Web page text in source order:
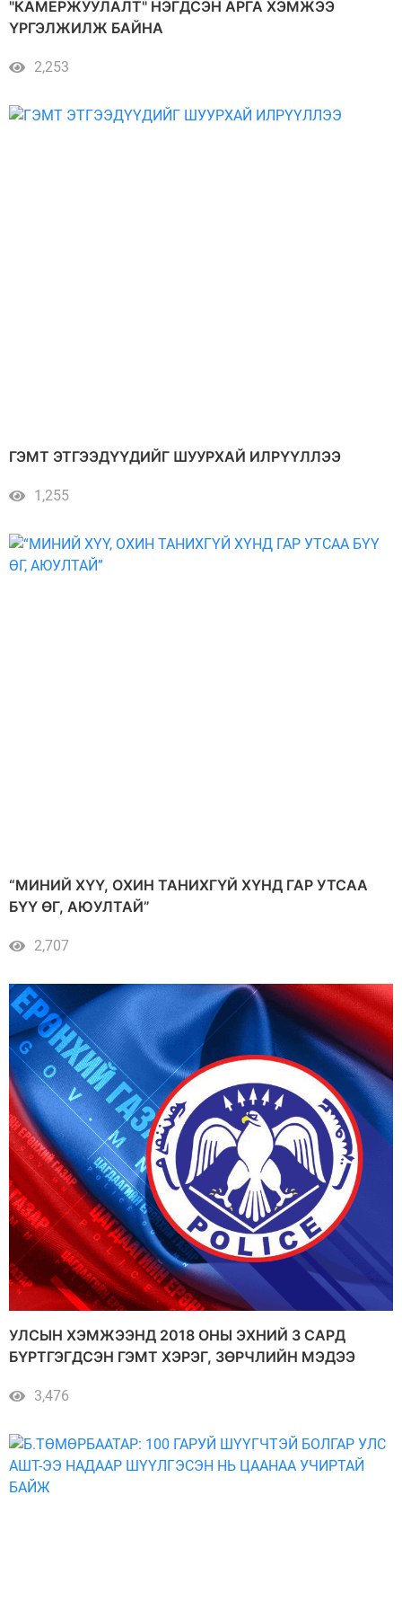
"КАМЕРЖУУЛАЛТ" НЭГДСЭН АРГА ХЭМЖЭЭ
ҮРГЭЛЖИЛЖ БАЙНА
2,253
ГЭМТ ЭТГЭЭДҮҮДИЙГ ШУУРХАЙ ИЛРҮҮЛЛЭЭ
1,255
“МИНИЙ ХҮҮ, ОХИН ТАНИХГҮЙ ХҮНД ГАР УТСАА
БҮҮ ӨГ, АЮУЛТАЙ”
2,707
УЛСЫН ХЭМЖЭЭНД 2018 ОНЫ ЭХНИЙ 3 САРД
БҮРТГЭГДСЭН ГЭМТ ХЭРЭГ, ЗӨРЧЛИЙН МЭДЭЭ
3,476